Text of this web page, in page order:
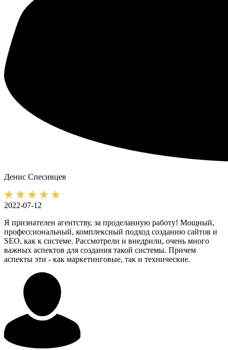
Денис Спесивцев
2022-07-12
Я признателен агентству, за проделанную работу! Мощный,
профессиональный, комплексный подход созданию сайтов и
SEO, как к системе. Рассмотрели и внедрили, очень много
важных аспектов для создания такой системы. Причем
аспекты эти - как маркетинговые, так и технические.